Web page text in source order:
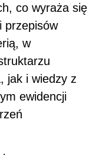
co wyraża się
przepisów
w
jak i wiedzy z
ewidencji